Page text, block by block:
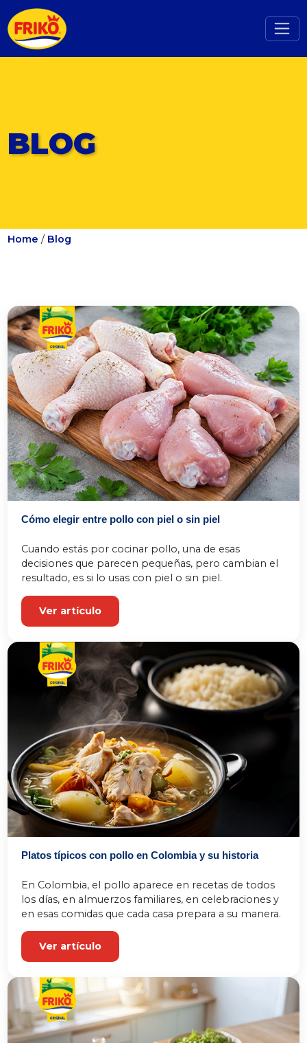
BLOG
Home / Blog
Cómo elegir entre pollo con piel o sin piel
Cuando estás por cocinar pollo, una de esas
decisiones que parecen pequeñas, pero cambian el
resultado, es si lo usas con piel o sin piel.
Ver artículo
Platos típicos con pollo en Colombia y su historia
En Colombia, el pollo aparece en recetas de todos
los días, en almuerzos familiares, en celebraciones y
en esas comidas que cada casa prepara a su manera.
Ver artículo